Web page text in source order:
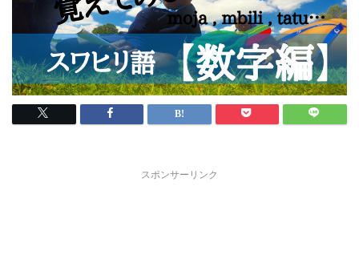
スポンサーリンク